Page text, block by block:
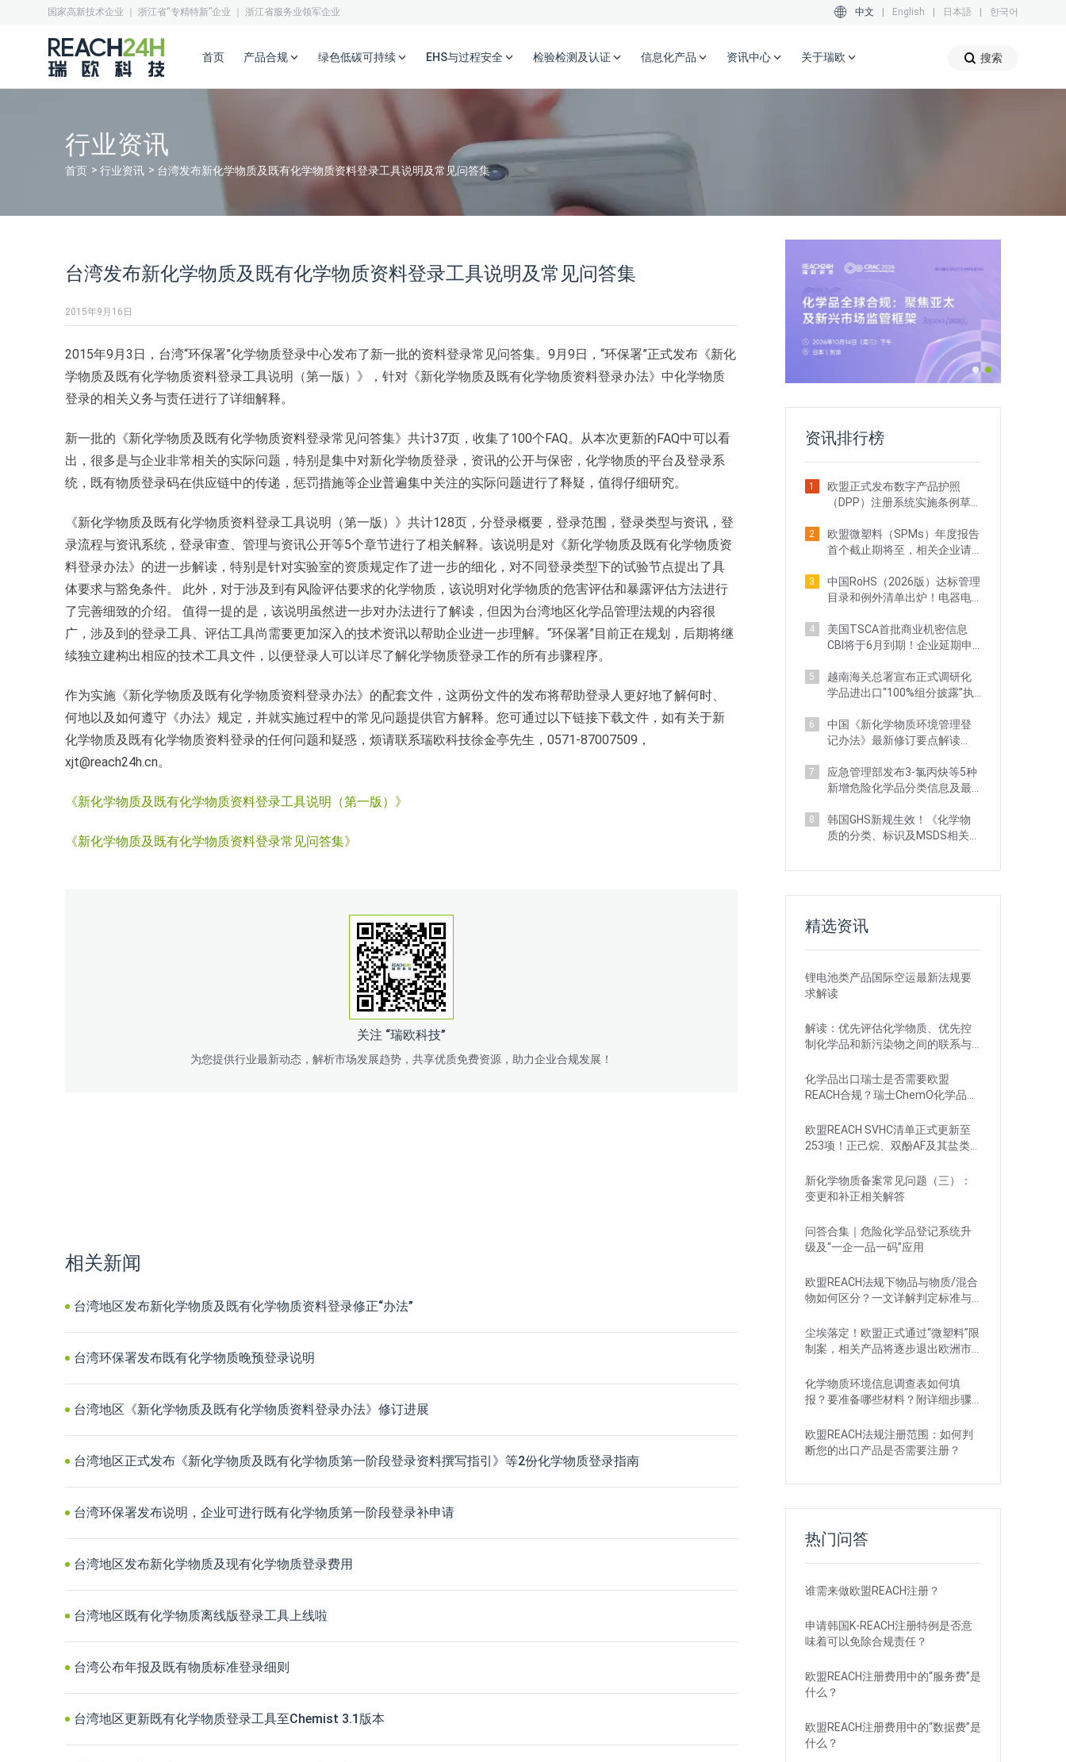
国家高新技术企业 ｜ 浙江省“专精特新”企业 ｜ 浙江省服务业领军企业 中文 English 日本語 한국어
首页 产品合规 绿色低碳可持续 EHS与过程安全 检验检测及认证 信息化产品 资讯中心 关于瑞欧 搜索
行业资讯
首页 行业资讯 台湾发布新化学物质及既有化学物质资料登录工具说明及常见问答集
台湾发布新化学物质及既有化学物质资料登录工具说明及常见问答集
2015年9月16日
2015年9月3日，台湾“环保署”化学物质登录中心发布了新一批的资料登录常见问答集。9月9日，“环保署”正式发布《新化
学物质及既有化学物质资料登录工具说明（第一版）》，针对《新化学物质及既有化学物质资料登录办法》中化学物质
登录的相关义务与责任进行了详细解释。
新一批的《新化学物质及既有化学物质资料登录常见问答集》共计37页，收集了100个FAQ。从本次更新的FAQ中可以看
出，很多是与企业非常相关的实际问题，特别是集中对新化学物质登录，资讯的公开与保密，化学物质的平台及登录系
统，既有物质登录码在供应链中的传递，惩罚措施等企业普遍集中关注的实际问题进行了释疑，值得仔细研究。
《新化学物质及既有化学物质资料登录工具说明（第一版）》共计128页，分登录概要，登录范围，登录类型与资讯，登
录流程与资讯系统，登录审查、管理与资讯公开等5个章节进行了相关解释。该说明是对《新化学物质及既有化学物质资
料登录办法》的进一步解读，特别是针对实验室的资质规定作了进一步的细化，对不同登录类型下的试验节点提出了具
体要求与豁免条件。 此外，对于涉及到有风险评估要求的化学物质，该说明对化学物质的危害评估和暴露评估方法进行
了完善细致的介绍。 值得一提的是，该说明虽然进一步对办法进行了解读，但因为台湾地区化学品管理法规的内容很
广，涉及到的登录工具、评估工具尚需要更加深入的技术资讯以帮助企业进一步理解。“环保署”目前正在规划，后期将继
续独立建构出相应的技术工具文件，以便登录人可以详尽了解化学物质登录工作的所有步骤程序。
作为实施《新化学物质及既有化学物质资料登录办法》的配套文件，这两份文件的发布将帮助登录人更好地了解何时、
何地以及如何遵守《办法》规定，并就实施过程中的常见问题提供官方解释。您可通过以下链接下载文件，如有关于新
化学物质及既有化学物质资料登录的任何问题和疑惑，烦请联系瑞欧科技徐金亭先生，0571-87007509，
xjt@reach24h.cn。
《新化学物质及既有化学物质资料登录工具说明（第一版）》
《新化学物质及既有化学物质资料登录常见问答集》
关注 “瑞欧科技”
为您提供行业最新动态，解析市场发展趋势，共享优质免费资源，助力企业合规发展！
相关新闻
台湾地区发布新化学物质及既有化学物质资料登录修正“办法”
台湾环保署发布既有化学物质晚预登录说明
台湾地区《新化学物质及既有化学物质资料登录办法》修订进展
台湾地区正式发布《新化学物质及既有化学物质第一阶段登录资料撰写指引》等2份化学物质登录指南
台湾环保署发布说明，企业可进行既有化学物质第一阶段登录补申请
台湾地区发布新化学物质及现有化学物质登录费用
台湾地区既有化学物质离线版登录工具上线啦
台湾公布年报及既有物质标准登录细则
台湾地区更新既有化学物质登录工具至Chemist 3.1版本
资讯排行榜
1
欧盟正式发布数字产品护照
（DPP）注册系统实施条例草
2
欧盟微塑料（SPMs）年度报告
首个截止期将至，相关企业请
3
中国RoHS（2026版）达标管理
目录和例外清单出炉！电器电
4
美国TSCA首批商业机密信息
CBI将于6月到期！企业延期申
5
越南海关总署宣布正式调研化
学品进出口“100%组分披露”执
6
中国《新化学物质环境管理登
记办法》最新修订要点解读
7
应急管理部发布3-氯丙炔等5种
新增危险化学品分类信息及最
8
韩国GHS新规生效！《化学物
质的分类、标识及MSDS相关标
精选资讯
锂电池类产品国际空运最新法规要
求解读
解读：优先评估化学物质、优先控
制化学品和新污染物之间的联系与
化学品出口瑞士是否需要欧盟
REACH合规？瑞士ChemO化学品法
欧盟REACH SVHC清单正式更新至
253项！正己烷、双酚AF及其盐类物
新化学物质备案常见问题（三）：
变更和补正相关解答
问答合集｜危险化学品登记系统升
级及“一企一品一码”应用
欧盟REACH法规下物品与物质/混合
物如何区分？一文详解判定标准与
尘埃落定！欧盟正式通过“微塑料”限
制案，相关产品将逐步退出欧洲市
化学物质环境信息调查表如何填
报？要准备哪些材料？附详细步骤
欧盟REACH法规注册范围：如何判
断您的出口产品是否需要注册？
热门问答
谁需来做欧盟REACH注册？
申请韩国K-REACH注册特例是否意
味着可以免除合规责任？
欧盟REACH注册费用中的“服务费”是
什么？
欧盟REACH注册费用中的“数据费”是
什么？